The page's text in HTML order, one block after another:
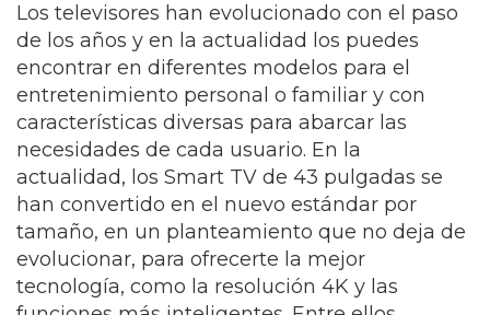
Los televisores han evolucionado con el paso
de los años y en la actualidad los puedes
encontrar en diferentes modelos para el
entretenimiento personal o familiar y con
características diversas para abarcar las
necesidades de cada usuario. En la
actualidad, los Smart TV de 43 pulgadas se
han convertido en el nuevo estándar por
tamaño, en un planteamiento que no deja de
evolucionar, para ofrecerte la mejor
tecnología, como la resolución 4K y las